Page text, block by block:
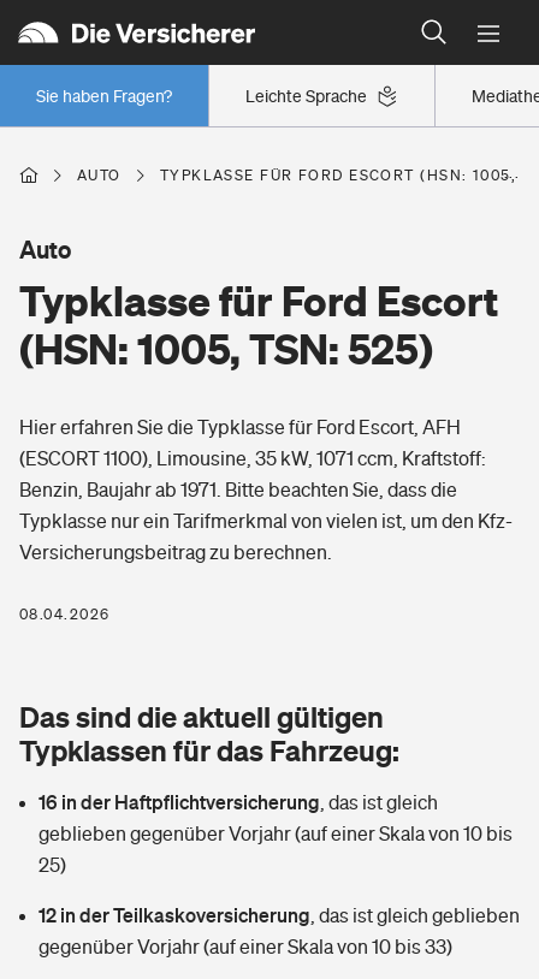
Leichte Sprache
Sie haben Fragen?
Wer versichert was: Jetzt Versicherer finden
Regionalklassen: So ist Ihre Region eingestuft
Wer versichert was: Jetzt Versicherer finden
Berufsunfähigkeitsversicherung
Erwerbsunfähigkeitsversicherung
Grundfähigkeitsversicherung
Arbeitsrechtsschutz
Berufshaftpflichtversicherung
Zur Übersicht
Tools
Wer versichert was: Jetzt Versicherer finden
Sie haben Fragen?
Wohnen
Elementarversicherung
Glasversicherung
Mietkautionsversicherung
Restkreditversicherung
Freizeit
Pri­vate Haft­pflicht­
Kinderunfall­ver­si­che­rung
Kinderinvalidität
Hundehalter-Haftpflicht
Gesundheit
Private Krankenversicherung
Dread-Disease-Versicherung
Tierkrankenversicherung
Zur Übersicht
Tools
AUTO TYPKLASSE FÜR FORD ESCORT (HSN: 1005,
Typklasse für Ford Escort
(HSN: 1005, TSN: 525)
Auto
Hier erfahren Sie die Typklasse für Ford Escort, AFH
(ESCORT 1100), Limousine, 35 kW, 1071 ccm, Kraftstoff:
Benzin, Baujahr ab 1971. Bitte beachten Sie, dass die
Typklasse nur ein Tarifmerkmal von vielen ist, um den Kfz-
Versicherungsbeitrag zu berechnen.
08.04.2026
Das sind die aktuell gültigen
Typklassen für das Fahrzeug:
16 in der Haftpflichtversicherung das ist gleich
geblieben gegenüber Vorjahr (auf einer Skala von 10 bis
25)
12 in der Teilkaskoversicherung das ist gleich geblieben
gegenüber Vorjahr (auf einer Skala von 10 bis 33)